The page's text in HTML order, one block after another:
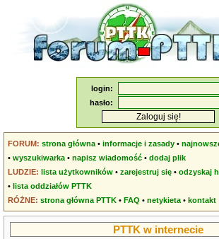
login:
hasło:
FORUM: strona główna •informacje i zasady •
•wyszukiwarka •napisz wiadomość •dodaj plik
LUDZIE: lista użytkowników •zarejestruj się •odzyskaj
•lista oddziałów PTTK
RÓŻNE: strona główna PTTK •FAQ •netykieta •kontakt
PTTK w internecie